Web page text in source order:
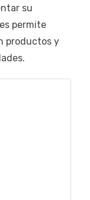
su
permite
productos y